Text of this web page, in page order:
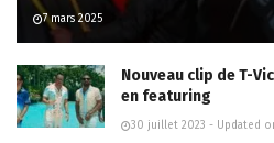
7 mars 2025
Nouveau clip de T-
en featuring
30 juillet 2023 - Updated